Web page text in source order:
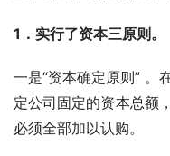
1 ．实行了资本三原则。
一是“资本确定原则” 。
定公司固定的资本总额
必须全部加以认购。